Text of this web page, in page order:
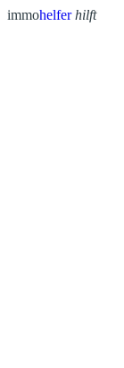
immohelfer hilft